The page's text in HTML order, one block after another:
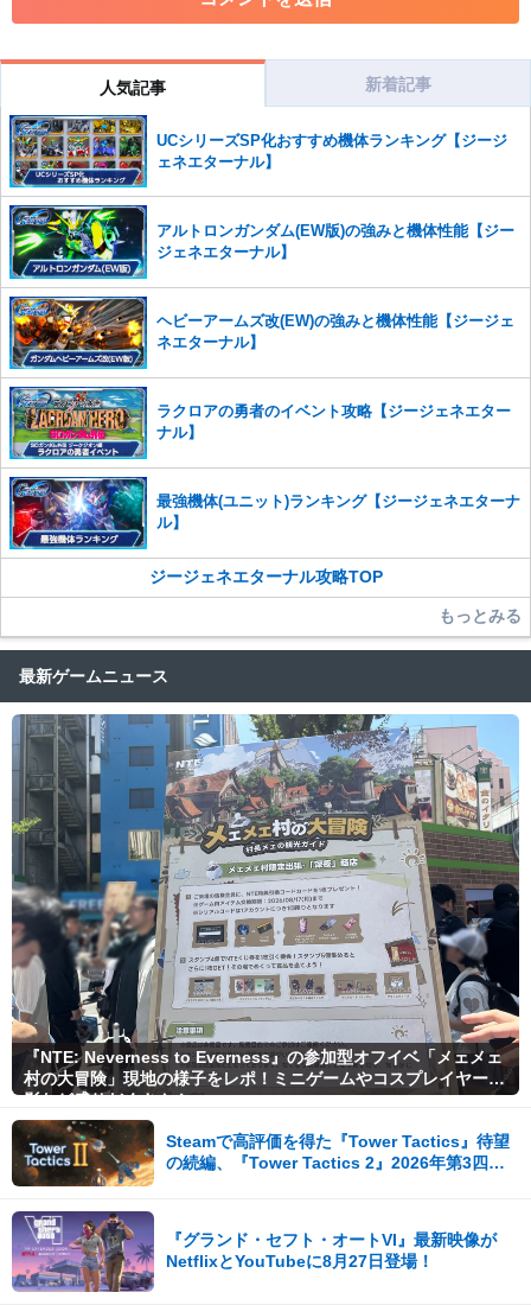
コメントの削除を申請する ※投稿内容を確認後、順次対応さ
※一度削除したコメントは復元ができませんのでご注意くだ
また、過度な利用規約の違反や、弊社に損害の及ぶ内容の書き込みがあ
った場合は、法的措置をとらせていただく場合もございますので、あら
かじめご理解くださいませ。
人気記事 新着記事
UCシリーズSP化おすすめ機体ランキング【ジージ
ェネエターナル】
アルトロンガンダム(EW版)の強みと機体性能【ジー
ジェネエターナル】
ヘビーアームズ改(EW)の強みと機体性能【ジージェ
ネエターナル】
ラクロアの勇者のイベント攻略【ジージェネエター
ナル】
最強機体(ユニット)ランキング【ジージェネエターナ
ル】
ジージェネエターナル攻略TOP
もっとみる
最新ゲームニュース
『NTE: Neverness to Everness』の参加型オフイベ「メェメェ
村の大冒険」現地の様子をレポ！ミニゲームやコスプレイヤー撮
影など盛りだくさん！
Steamで高評価を得た『Tower Tactics』待望
の続編、『Tower Tactics 2』2026年第3四半
『グランド・セフト・オートVI』最新映像が
NetflixとYouTubeに8月27日登場！